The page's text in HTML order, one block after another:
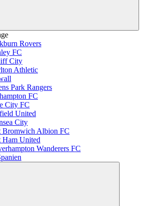
Rovers
FC
City
Athletic
Park Rangers
FC
City FC
United
City
Bromwich Albion FC
Ham United
Wanderers FC